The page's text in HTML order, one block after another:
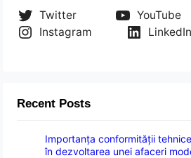
Twitter YouTube
Instagram
LinkedIn
Recent Posts
Importanța conformității
în dezvoltarea unei afaceri